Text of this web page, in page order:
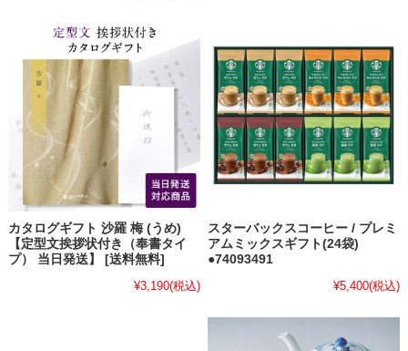
カタログギフト 沙羅 梅 (うめ)
【定型文挨拶状付き（奉書タイ
プ） 当日発送】 [送料無料]
¥3,190(税込)
スターバックスコーヒー / プレミ
アムミックスギフト(24袋)
●74093491
¥5,400(税込)